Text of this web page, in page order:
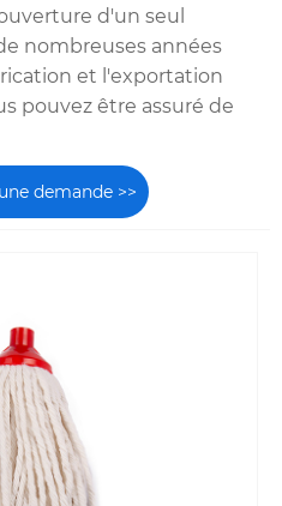
d'un seul
nombreuses années
et l'exportation
pouvez être assuré de
demande >>